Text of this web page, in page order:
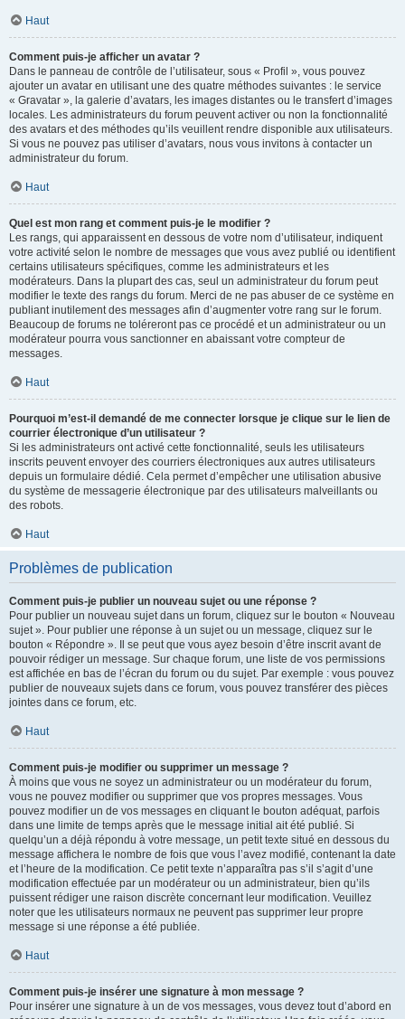
Haut
Comment puis-je afficher un avatar ?
Dans le panneau de contrôle de l’utilisateur, sous « Profil », vous pouvez
ajouter un avatar en utilisant une des quatre méthodes suivantes : le service
« Gravatar », la galerie d’avatars, les images distantes ou le transfert d’images
locales. Les administrateurs du forum peuvent activer ou non la fonctionnalité
des avatars et des méthodes qu’ils veuillent rendre disponible aux utilisateurs.
Si vous ne pouvez pas utiliser d’avatars, nous vous invitons à contacter un
administrateur du forum.
Haut
Quel est mon rang et comment puis-je le modifier ?
Les rangs, qui apparaissent en dessous de votre nom d’utilisateur, indiquent
votre activité selon le nombre de messages que vous avez publié ou identifient
certains utilisateurs spécifiques, comme les administrateurs et les
modérateurs. Dans la plupart des cas, seul un administrateur du forum peut
modifier le texte des rangs du forum. Merci de ne pas abuser de ce système en
publiant inutilement des messages afin d’augmenter votre rang sur le forum.
Beaucoup de forums ne toléreront pas ce procédé et un administrateur ou un
modérateur pourra vous sanctionner en abaissant votre compteur de
messages.
Haut
Pourquoi m’est-il demandé de me connecter lorsque je clique sur le lien de
courrier électronique d’un utilisateur ?
Si les administrateurs ont activé cette fonctionnalité, seuls les utilisateurs
inscrits peuvent envoyer des courriers électroniques aux autres utilisateurs
depuis un formulaire dédié. Cela permet d’empêcher une utilisation abusive
du système de messagerie électronique par des utilisateurs malveillants ou
des robots.
Haut
Problèmes de publication
Comment puis-je publier un nouveau sujet ou une réponse ?
Pour publier un nouveau sujet dans un forum, cliquez sur le bouton « Nouveau
sujet ». Pour publier une réponse à un sujet ou un message, cliquez sur le
bouton « Répondre ». Il se peut que vous ayez besoin d’être inscrit avant de
pouvoir rédiger un message. Sur chaque forum, une liste de vos permissions
est affichée en bas de l’écran du forum ou du sujet. Par exemple : vous pouvez
publier de nouveaux sujets dans ce forum, vous pouvez transférer des pièces
jointes dans ce forum, etc.
Haut
Comment puis-je modifier ou supprimer un message ?
À moins que vous ne soyez un administrateur ou un modérateur du forum,
vous ne pouvez modifier ou supprimer que vos propres messages. Vous
pouvez modifier un de vos messages en cliquant le bouton adéquat, parfois
dans une limite de temps après que le message initial ait été publié. Si
quelqu’un a déjà répondu à votre message, un petit texte situé en dessous du
message affichera le nombre de fois que vous l’avez modifié, contenant la date
et l’heure de la modification. Ce petit texte n’apparaîtra pas s’il s’agit d’une
modification effectuée par un modérateur ou un administrateur, bien qu’ils
puissent rédiger une raison discrète concernant leur modification. Veuillez
noter que les utilisateurs normaux ne peuvent pas supprimer leur propre
message si une réponse a été publiée.
Haut
Comment puis-je insérer une signature à mon message ?
Pour insérer une signature à un de vos messages, vous devez tout d’abord en